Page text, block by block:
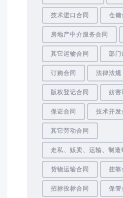
技术进口合同 仓储
房地产中介服务合同
其它运输合同 部门
订购合同 法律法规
版权登记合同 妨害
保证合同 技术开发
其它劳动合同
走私、贩卖、运输、制造
货物运输合同 挂靠
招标投标合同 保管